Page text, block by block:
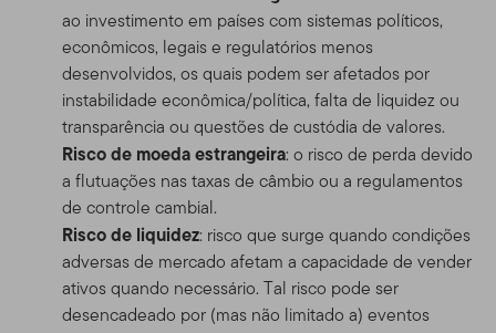
ao investimento em países com sistemas políticos,
econômicos, legais e regulatórios menos
desenvolvidos, os quais podem ser afetados por
instabilidade econômica/política, falta de liquidez ou
transparência ou questões de custódia de valores.
Risco de moeda estrangeira: o risco de perda devido
a flutuações nas taxas de câmbio ou a regulamentos
de controle cambial.
Risco de liquidez: risco que surge quando condições
adversas de mercado afetam a capacidade de vender
ativos quando necessário. Tal risco pode ser
desencadeado por (mas não limitado a) eventos